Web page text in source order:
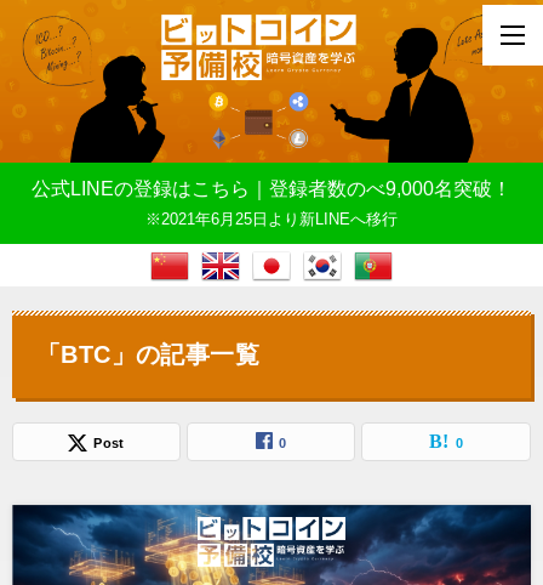
公式LINEの登録はこちら｜登録者数のべ9,000名突破！
※2021年6月25日より新LINEへ移行
「BTC」の記事一覧
Post 0 0